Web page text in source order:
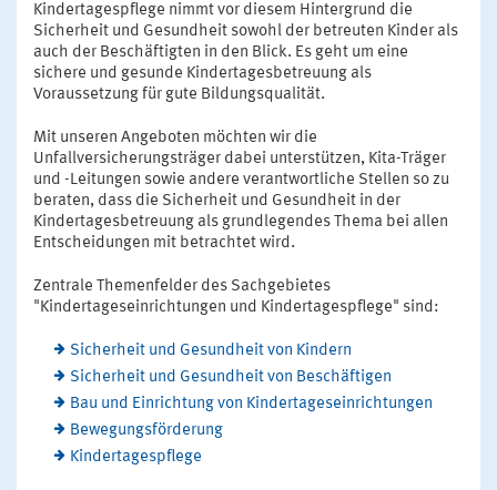
Kindertagespflege nimmt vor diesem Hintergrund die
Sicherheit und Gesundheit sowohl der betreuten Kinder als
auch der Beschäftigten in den Blick. Es geht um eine
sichere und gesunde Kindertagesbetreuung als
Voraussetzung für gute Bildungsqualität.
Mit unseren Angeboten möchten wir die
Unfallversicherungsträger dabei unterstützen, Kita-Träger
und -Leitungen sowie andere verantwortliche Stellen so zu
beraten, dass die Sicherheit und Gesundheit in der
Kindertagesbetreuung als grundlegendes Thema bei allen
Entscheidungen mit betrachtet wird.
Zentrale Themenfelder des Sachgebietes
"Kindertageseinrichtungen und Kindertagespflege" sind:
Sicherheit und Gesundheit von Kindern
Sicherheit und Gesundheit von Beschäftigen
Bau und Einrichtung von Kindertageseinrichtungen
Bewegungsförderung
Kindertagespflege